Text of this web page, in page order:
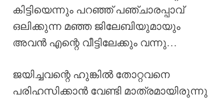
കിട്ടിയെന്നും പറഞ്ഞ് പഞ്ചാരപ്പാവ്
ഒലിക്കുന്ന മഞ്ഞ ജിലേബിയുമായും
അവൻ എന്റെ വീട്ടിലേക്കും വന്നു…
ജയിച്ചവന്റെ ഹുങ്കിൽ തോറ്റവനെ
പരിഹസിക്കാൻ വേണ്ടി മാത്രമായിരുന്നു